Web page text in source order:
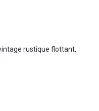
rustique flottant,